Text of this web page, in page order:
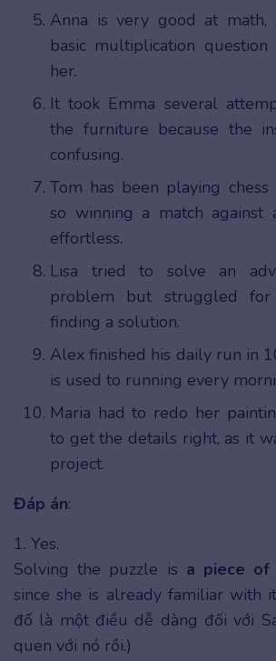
Anna is very good at math,
basic multiplication
her.
It took Emma several
the furniture because the
confusing.
Tom has been playing chess
so winning a match against
effortless.
Lisa tried to solve an
problem but struggled
finding a solution.
Alex finished his daily run in
is used to running every
Maria had to redo her
to get the details right, as it
project.
Đáp án:
1. Yes.
Solving the puzzle is a piece of
since she is already familiar with
đố là một điều dễ dàng đối với
quen với nó rồi.)